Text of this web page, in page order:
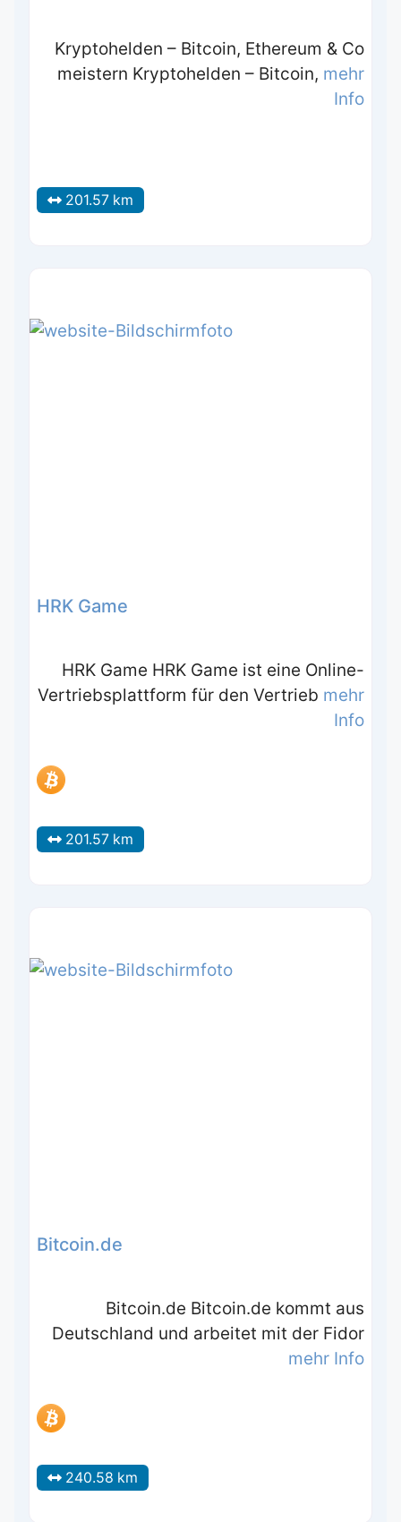
Kryptohelden – Bitcoin, Ethereum & Co
meistern Kryptohelden – Bitcoin, mehr
Info
201.57 km
HRK Game
HRK Game HRK Game ist eine Online-
Vertriebsplattform für den Vertrieb mehr
Info
201.57 km
Bitcoin.de
Bitcoin.de Bitcoin.de kommt aus
Deutschland und arbeitet mit der Fidor
mehr Info
240.58 km